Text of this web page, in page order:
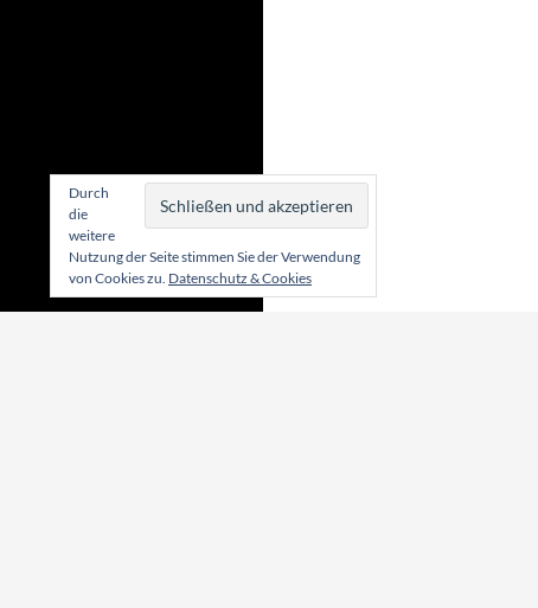
Durch
die
weitere
Nutzung der Seite stimmen Sie der Verwendung
von Cookies zu. Datenschutz & Cookies